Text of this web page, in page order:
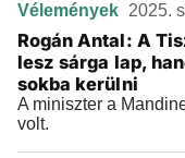
Vélemények 2025.
Rogán Antal: A
lesz sárga lap,
sokba kerülni
A miniszter a
volt.